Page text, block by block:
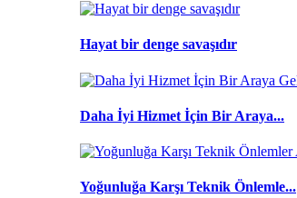
Hayat bir denge savaşıdır
Daha İyi Hizmet İçin Bir Araya...
Yoğunluğa Karşı Teknik Önlemle...